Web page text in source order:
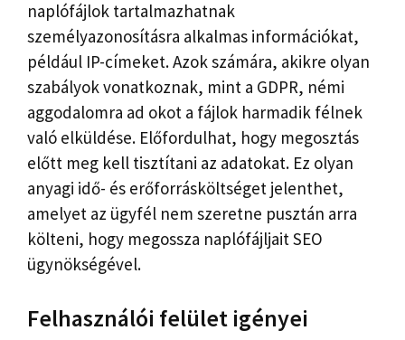
naplófájlok tartalmazhatnak
személyazonosításra alkalmas információkat,
például IP-címeket. Azok számára, akikre olyan
szabályok vonatkoznak, mint a GDPR, némi
aggodalomra ad okot a fájlok harmadik félnek
való elküldése. Előfordulhat, hogy megosztás
előtt meg kell tisztítani az adatokat. Ez olyan
anyagi idő- és erőforrásköltséget jelenthet,
amelyet az ügyfél nem szeretne pusztán arra
költeni, hogy megossza naplófájljait SEO
ügynökségével.
Felhasználói felület igényei